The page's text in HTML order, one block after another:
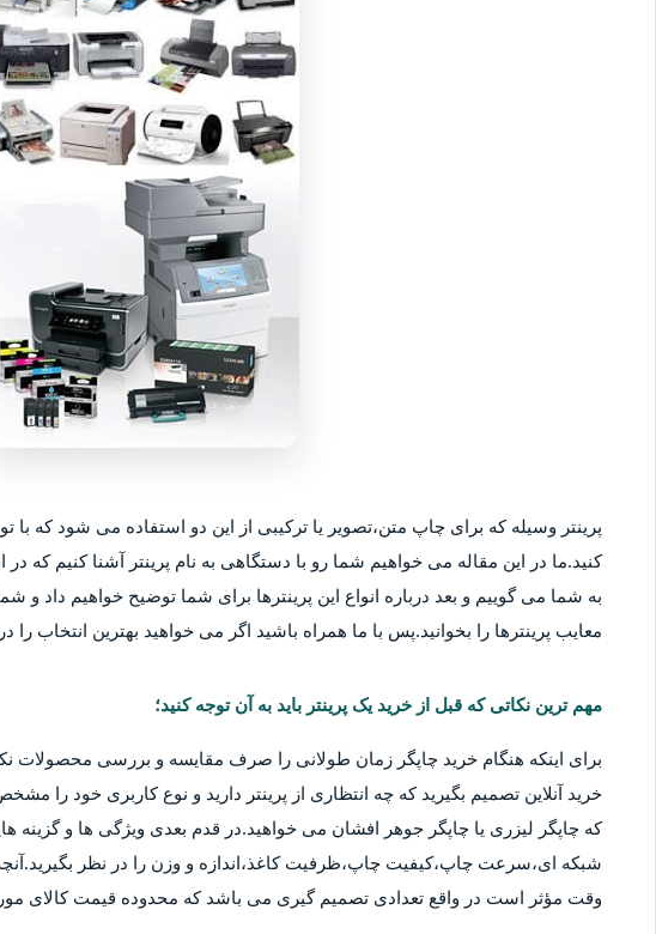
پرینتر وسیله که برای چاپ متن،تصویر یا ترکیبی از این دو استفاده می شود که با
کنید.ما در این مقاله می خواهیم شما رو با دستگاهی به نام پرینتر آشنا کنیم که در
به شما می گوییم و بعد درباره انواع این پرینترها برای شما توضیح خواهیم داد و
معایب پرینترها را بخوانید.پس با ما همراه باشید اگر می خواهید بهترین انتخاب را
مهم ترین نکاتی که قبل از خرید یک پرینتر باید به آن توجه کنید؛
برای اینکه هنگام خرید چاپگر زمان طولانی را صرف مقایسه و بررسی محصولات
خرید آنلاین تصمیم بگیرید که چه انتظاری از پرینتر دارید و نوع کاربری خود را
که چاپگر لیزری یا چاپگر جوهر افشان می خواهید.در قدم بعدی ویژگی ها و گزینه
شبکه ای،سرعت چاپ،کیفیت چاپ،ظرفیت کاغذ،اندازه و وزن را در نظر
وقت مؤثر است در واقع تعدادی تصمیم گیری می باشد که محدوده قیمت کالای